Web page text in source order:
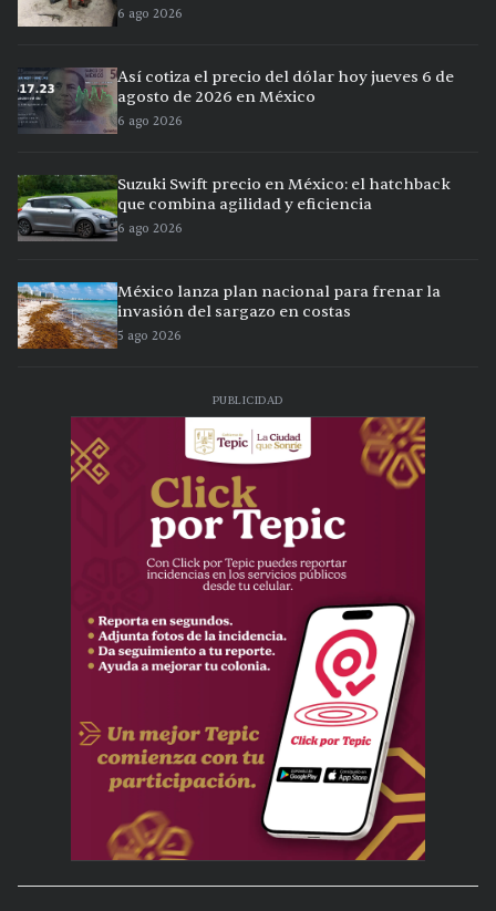
6 ago 2026
Así cotiza el precio del dólar hoy jueves 6 de
agosto de 2026 en México
6 ago 2026
Suzuki Swift precio en México: el hatchback
que combina agilidad y eficiencia
6 ago 2026
México lanza plan nacional para frenar la
invasión del sargazo en costas
5 ago 2026
PUBLICIDAD